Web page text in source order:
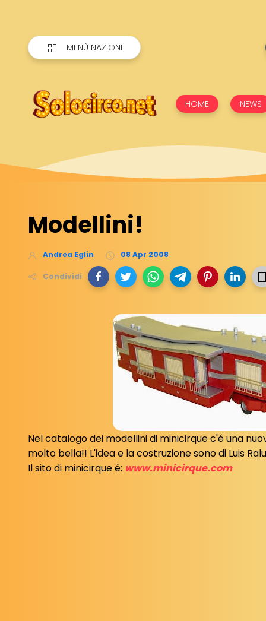
MENÙ NAZIONI
HOME NEWS
Modellini!
Andrea Eglin 08 Apr 2008
Condividi
Nel catalogo dei modellini di minicirque c'é una
molto bella!! L'idea e la costruzione sono di Luis
Il sito di minicirque é: www.minicirque.com